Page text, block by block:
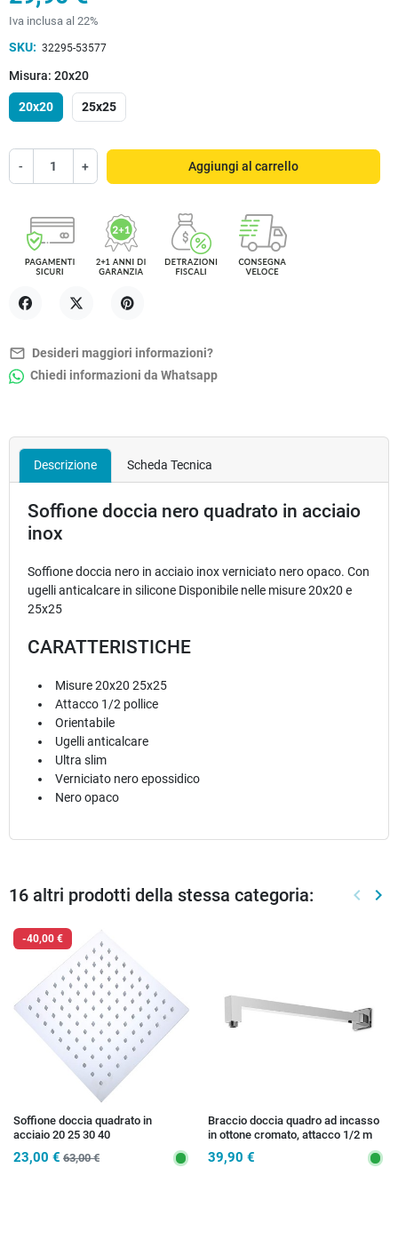
Iva inclusa al 22%
SKU: 32295-53577
Misura: 20x20
20x20 25x25
- + Aggiungi al carrello
mail_outline Desideri maggiori informazioni?
Chiedi informazioni da Whatsapp
Descrizione Scheda Tecnica
Soffione doccia nero quadrato in acciaio
inox
Soffione doccia nero in acciaio inox verniciato nero opaco. Con
ugelli anticalcare in silicone Disponibile nelle misure 20x20 e
25x25
CARATTERISTICHE
Misure 20x20 25x25
Attacco 1/2 pollice
Orientabile
Ugelli anticalcare
Ultra slim
Verniciato nero epossidico
Nero opaco
16 altri prodotti della stessa categoria: keyboard_arrow_left keyboard_arrow_right
-40,00 €
Soffione doccia quadrato in
acciaio 20 25 30 40
23,00 € 63,00 €
Braccio doccia quadro ad incasso
in ottone cromato, attacco 1/2 m
39,90 €